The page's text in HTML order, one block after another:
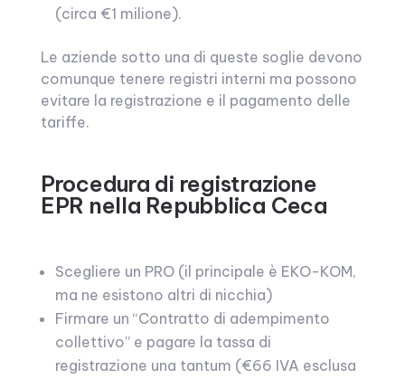
(circa €1 milione).
Le aziende sotto una di queste soglie devono
comunque tenere registri interni ma possono
evitare la registrazione e il pagamento delle
tariffe.
Procedura di registrazione
EPR nella Repubblica Ceca
Scegliere un PRO (il principale è EKO-KOM,
ma ne esistono altri di nicchia)
Firmare un “Contratto di adempimento
collettivo” e pagare la tassa di
registrazione una tantum (€66 IVA esclusa